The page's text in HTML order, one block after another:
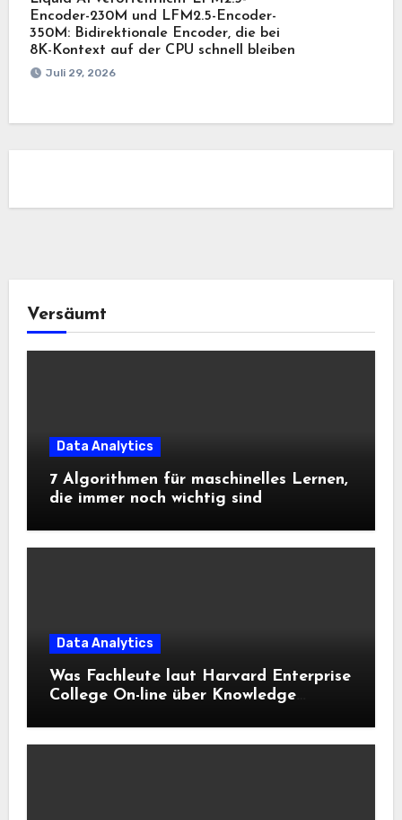
Encoder-230M und LFM2.5-Encoder-
350M: Bidirektionale Encoder, die bei
8K-Kontext auf der CPU schnell bleiben
Juli 29, 2026
Versäumt
Data Analytics
7 Algorithmen für maschinelles Lernen,
die immer noch wichtig sind
Data Analytics
Was Fachleute laut Harvard Enterprise
College On-line über Knowledge